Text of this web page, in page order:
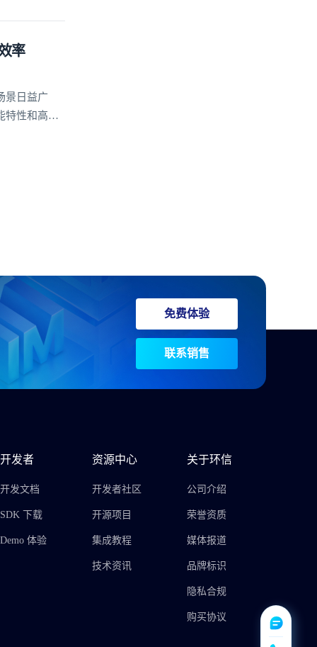
率
景日益广
特性和高度
免费体验
联系销售
开发者
开发文档
SDK 下载
Demo 体验
资源中心
开发者社区
开源项目
集成教程
技术资讯
关于环信
公司介绍
荣誉资质
媒体报道
品牌标识
隐私合规
购买协议